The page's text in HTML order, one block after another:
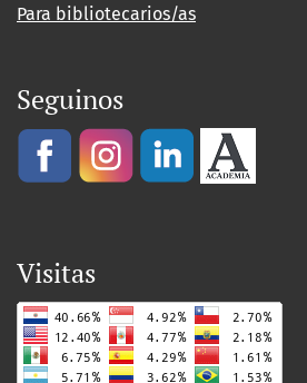
Para bibliotecarios/as
Seguinos
Visitas